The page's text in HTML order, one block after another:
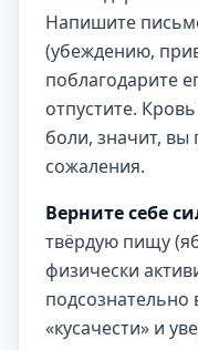
Напишите
(убеждению,
поблагодарите
отпустите.
боли, значит, вы
сожаления.
Верните себе
твёрдую пищу
физически
«кусачести» и